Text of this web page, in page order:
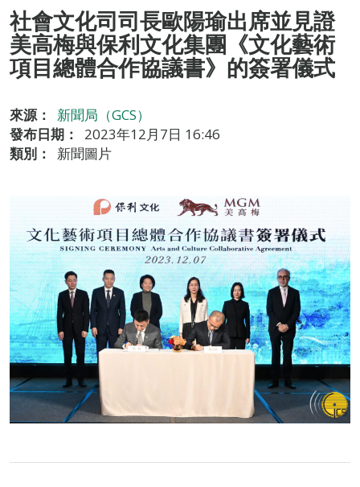
社會文化司司長歐陽瑜出席並見證
美高梅與保利文化集團《文化藝術
項目總體合作協議書》的簽署儀式
來源：
新聞局（GCS）
發布日期：
2023年12月7日 16:46
類別：
新聞圖片